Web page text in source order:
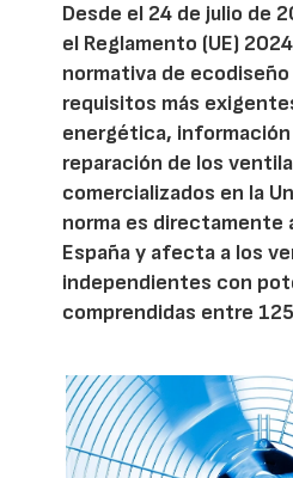
Desde el 24 de julio de
el Reglamento (UE)
normativa de
requisitos más
energética,
reparación de los
comercializados en la
norma es directamente
España y afecta a los
independientes con
comprendidas entre